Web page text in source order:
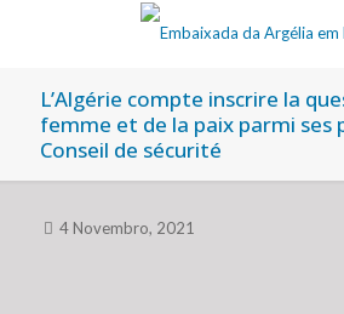
L’Algérie compte inscrire la
femme et de la paix parmi ses
Conseil de sécurité
4 Novembro, 2021